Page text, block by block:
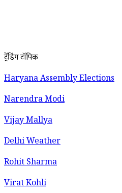
ट्रेंडिंग टॉपिक
Haryana Assembly Elections
Narendra Modi
Vijay Mallya
Delhi Weather
Rohit Sharma
Virat Kohli